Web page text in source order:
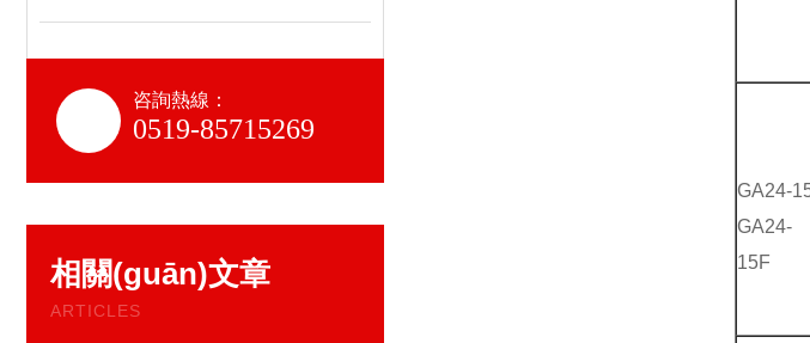
咨詢熱線：
0519-85715269
相關(guān)文章
ARTICLES
GA24-
GA24-
15F